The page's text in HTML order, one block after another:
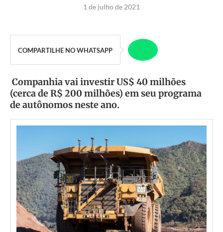
1 de julho de 2021
COMPARTILHE NO WHATSAPP
Companhia vai investir US$ 40 milhões
(cerca de R$ 200 milhões) em seu programa
de autônomos neste ano.